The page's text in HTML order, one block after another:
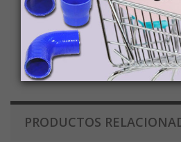
Tienda Demac no cobra el IVA a los
Ceuta y Melilla. Los clientes que
Demac con envíos a Canarias, Ceuta
precio del producto/s, sin impuestos, y
ellos mismos su servicio de transporte
paquete en tienda Demac.
PRODUCTOS